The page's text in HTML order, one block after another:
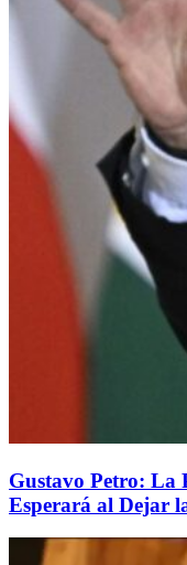
Gustavo Petro: La
Esperará al Dejar